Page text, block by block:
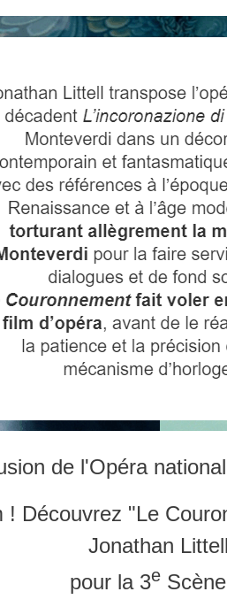
de l'Opéra
! Découvrez "Le
Jonathan
pour la 3e